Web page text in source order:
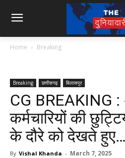
Home Breaking
Breaking छत्तीसगढ़ बिलासपुर
CG BREAKING :
कर्मचारियों की
के दौरे को देखते हुए…
By Vishal Khanda - March 7, 2025